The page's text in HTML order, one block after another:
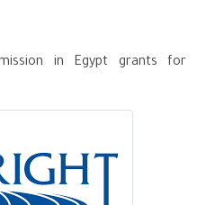
in Egypt grants for